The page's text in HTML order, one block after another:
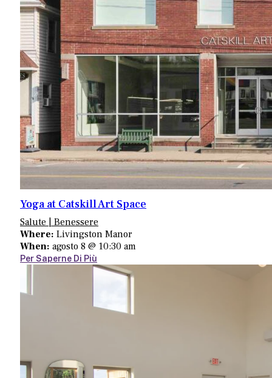
Yoga at Catskill Art Space
Salute | Benessere
Where: Livingston Manor
When: agosto 8 @ 10:30 am
Per Saperne Di Più